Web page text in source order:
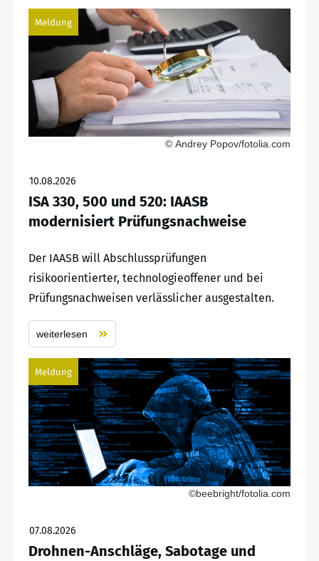
Meldung
© Andrey Popov/fotolia.com
10.08.2026
ISA 330, 500 und 520: IAASB
modernisiert Prüfungsnachweise
Der IAASB will Abschlussprüfungen
risikoorientierter, technologieoffener und bei
Prüfungsnachweisen verlässlicher ausgestalten.
weiterlesen
Meldung
©beebright/fotolia.com
07.08.2026
Drohnen-Anschläge, Sabotage und